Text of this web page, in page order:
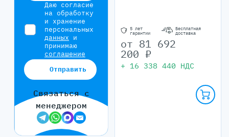
Даю согласие
на обработку
и хранение
персональных
данных и
принимаю
соглашение
Отправить
Связаться с
менеджером
5 лет
гарантии
Бесплатная
доставка
от 81 692
200 ₽
+ 16 338 440 НДС